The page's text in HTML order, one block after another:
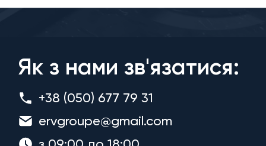
Як з нами зв'язатися:
+38 (050) 677 79 31
ervgroupe@gmail.com